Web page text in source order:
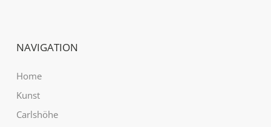
NAVIGATION
Home
Kunst
Carlshöhe